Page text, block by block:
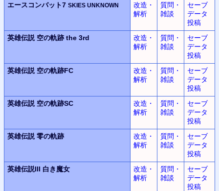
エースコンバット7 SKIES UNKNOWN
改造・
解析
質問・
雑談
セーブ
データ
投稿
英雄伝説 空の軌跡 the 3rd
改造・
解析
質問・
雑談
セーブ
データ
投稿
英雄伝説 空の軌跡FC
改造・
解析
質問・
雑談
セーブ
データ
投稿
英雄伝説 空の軌跡SC
改造・
解析
質問・
雑談
セーブ
データ
投稿
英雄伝説 零の軌跡
改造・
解析
質問・
雑談
セーブ
データ
投稿
英雄伝説III 白き魔女
改造・
解析
質問・
雑談
セーブ
データ
投稿